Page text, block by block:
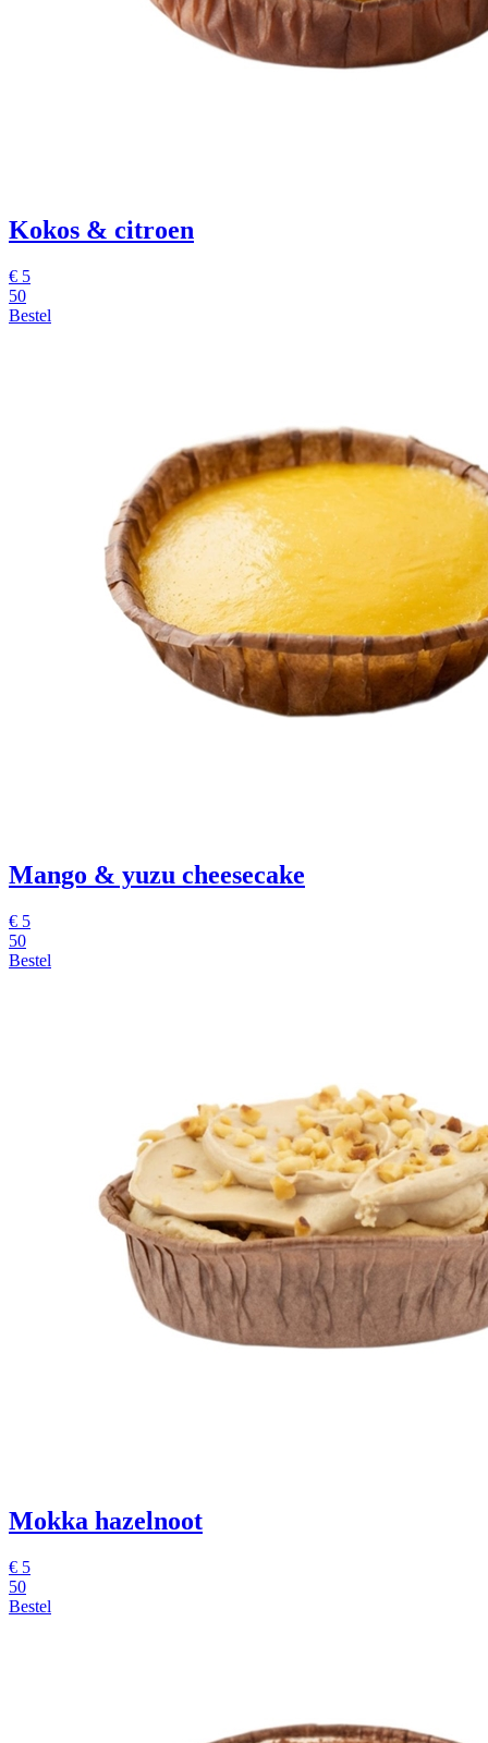
Kokos & citroen
€ 5
50
Bestel
Mango & yuzu cheesecake
€ 5
50
Bestel
Mokka hazelnoot
€ 5
50
Bestel